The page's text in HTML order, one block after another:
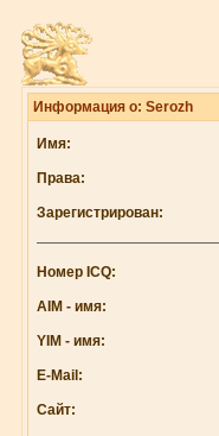
Информация о: Serozh
Имя:
Права:
Зарегистрирован:
Номер ICQ:
AIM - имя:
YIM - имя:
E-Mail:
Сайт: